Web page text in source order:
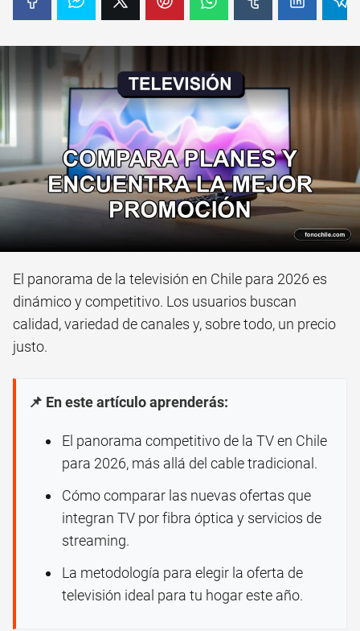
El panorama de la televisión en Chile para 2026 es
dinámico y competitivo. Los usuarios buscan
calidad, variedad de canales y, sobre todo, un precio
justo.
📌 En este artículo aprenderás:
El panorama competitivo de la TV en Chile
para 2026, más allá del cable tradicional.
Cómo comparar las nuevas ofertas que
integran TV por fibra óptica y servicios de
streaming.
La metodología para elegir la oferta de
televisión ideal para tu hogar este año.